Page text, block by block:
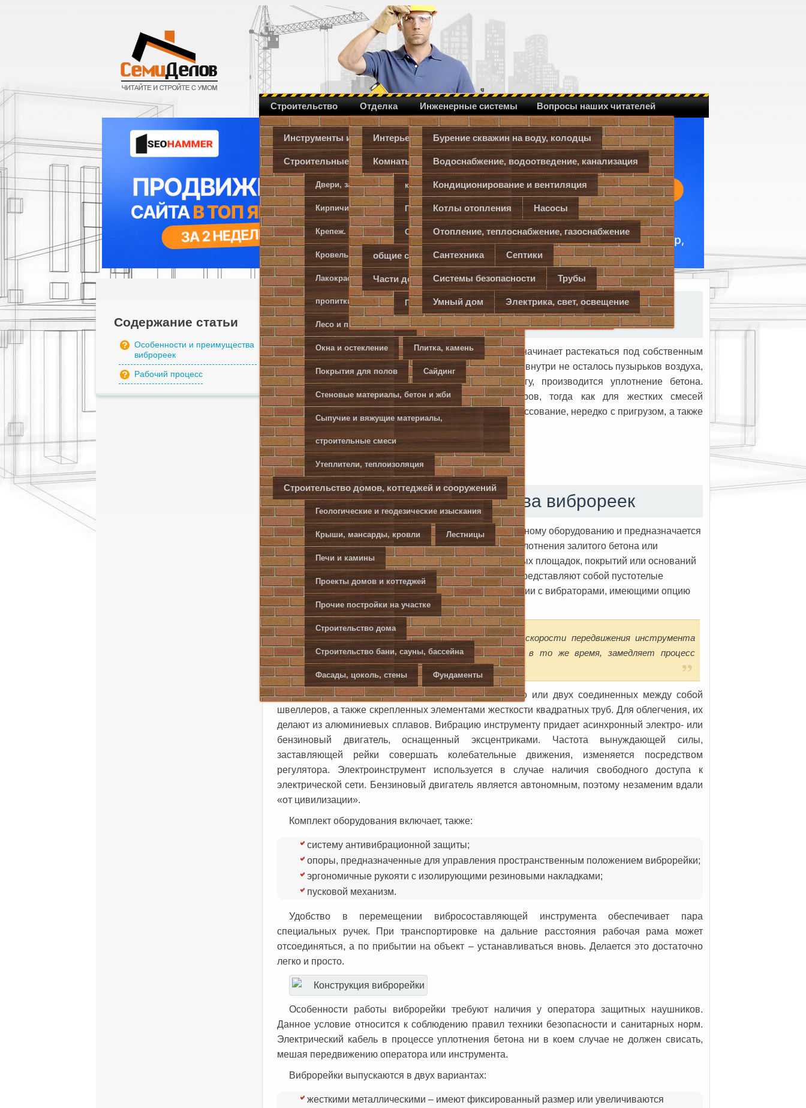
Строительство
Инструменты и оборудование
Строительные и отделочные материалы
Двери, замки Изоляционные материалы
Кирпичи, пеноблоки, плиты
Крепеж. Метизы. Прочие металлоизделия
Кровельные материалы
Лакокрасочные материалы, антисептики,
пропитки
Лесо и пиломатериалы
Окна и остекление Плитка, камень
Покрытия для полов Сайдинг
Стеновые материалы, бетон и жби
Сыпучие и вяжущие материалы,
строительные смеси
Утеплители, теплоизоляция
Строительство домов, коттеджей и сооружений
Геологические и геодезические изыскания
Крыши, мансарды, кровли Лестницы
Печи и камины
Проекты домов и коттеджей
Прочие постройки на участке
Строительство дома
Строительство бани, сауны, бассейна
Фасады, цоколь, стены Фундаменты
Отделка
Интерьер Клинкерная плитка
Комнаты Ванная Гостиная Детская
кабинет Кухня Лоджия, балкон
Прихожая, коридор Сауна
Спальная Спортзал Туалет
общие советы и приемы
Части дома/ квартиры Окна, двери Пол
Потолок Стены
Инженерные системы
Бурение скважин на воду, колодцы
Водоснабжение, водоотведение, канализация
Кондиционирование и вентиляция
Котлы отопления Насосы
Отопление, теплоснабжение, газоснабжение
Сантехника Септики
Системы безопасности Трубы
Умный дом Электрика, свет, освещение
Вопросы наших читателей
Содержание статьи
Особенности и преимущества
виброреек
Рабочий процесс
Уплотнение бетона. Виброрейки с электрическими и
бензиновыми двигателями
После заливки бетонного раствора в опалубку, он начинает растекаться под собственным
весом с той или иной степенью интенсивности. Чтобы внутри не осталось пузырьков воздуха,
а щебень как можно ближе притерся друг к другу, производится уплотнение бетона.
Виброрейки используются для подвижных растворов, тогда как для жестких смесей
применяются более энергичные методы, такие как прессование, нередко с пригрузом, а также
усиленное трамбование и прокат.
Особенности и преимущества виброреек
Инструмент относится к специальному профессиональному оборудованию и предназначается
для выравнивания, сглаживания и одновременного уплотнения залитого бетона или
цементной смеси при устройстве стяжек, полов, уличных площадок, покрытий или оснований
дорог и т.д. Виброрейки разной длины (от 2-х метров) представляют собой пустотелые
металлические профили или целые рамы в комплектации с вибраторами, имеющими опцию
регулирования частоты колебаний.
Повышение интенсивности вибраций и снижение скорости передвижения инструмента
позволяет получить качественное уплотнение, но, в то же время, замедляет процесс
работы.
Конструкция самих реек может состоять из одного или двух соединенных между собой
швеллеров, а также скрепленных элементами жесткости квадратных труб. Для облегчения, их
делают из алюминиевых сплавов. Вибрацию инструменту придает асинхронный электро- или
бензиновый двигатель, оснащенный эксцентриками. Частота вынуждающей силы,
заставляющей рейки совершать колебательные движения, изменяется посредством
регулятора. Электроинструмент используется в случае наличия свободного доступа к
электрической сети. Бензиновый двигатель является автономным, поэтому незаменим вдали
«от цивилизации».
Комплект оборудования включает, также:
систему антивибрационной защиты;
опоры, предназначенные для управления пространственным положением виброрейки;
эргономичные рукояти с изолирующими резиновыми накладками;
пусковой механизм.
Удобство в перемещении вибросоставляющей инструмента обеспечивает пара
специальных ручек. При транспортировке на дальние расстояния рабочая рама может
отсоединяться, а по прибытии на объект – устанавливаться вновь. Делается это достаточно
легко и просто.
Особенности работы виброрейки требуют наличия у оператора защитных наушников.
Данное условие относится к соблюдению правил техники безопасности и санитарных норм.
Электрический кабель в процессе уплотнения бетона ни в коем случае не должен свисать,
мешая передвижению оператора или инструмента.
Виброрейки выпускаются в двух вариантах:
жесткими металлическими – имеют фиксированный размер или увеличиваются